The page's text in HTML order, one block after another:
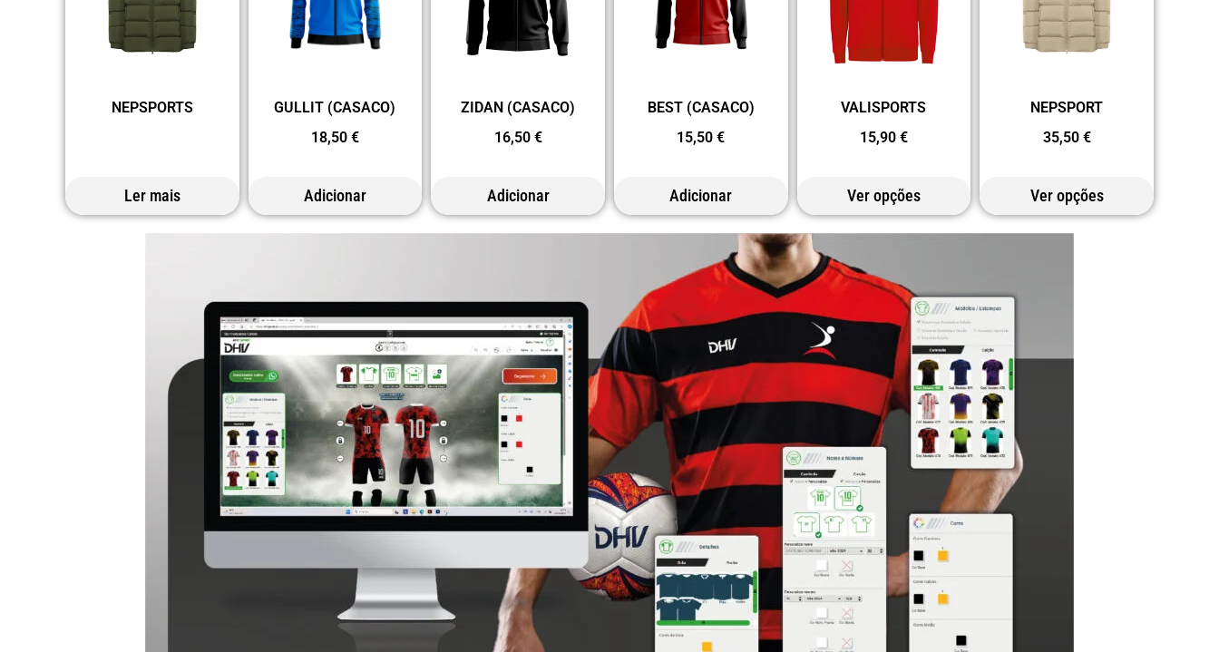
NEPSPORTS
Ler mais
GULLIT (CASACO)
18,50 €
Adicionar
ZIDAN (CASACO)
16,50 €
Adicionar
BEST (CASACO)
15,50€
Adicionar
VALISPORTS
15,90 €
Ver opções
NEPSPORT
35,50 €
Ver opções